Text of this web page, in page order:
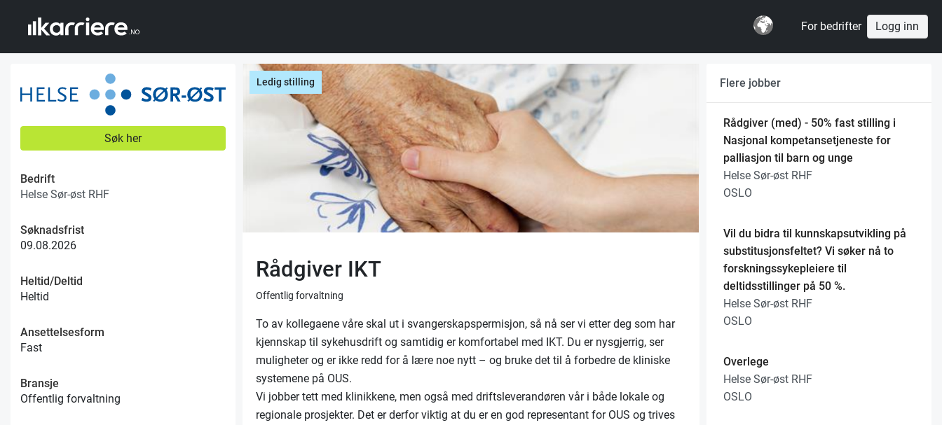
For bedrifter Logg inn
Søk her
Bedrift
Helse Sør-øst RHF
Søknadsfrist
09.08.2026
Heltid/Deltid
Heltid
Ansettelsesform
Fast
Bransje
Offentlig forvaltning
Ledig stilling
Rådgiver IKT
Offentlig forvaltning
To av kollegaene våre skal ut i svangerskapspermisjon, så nå ser vi etter deg som har
kjennskap til sykehusdrift og samtidig er komfortabel med IKT. Du er nysgjerrig, ser
muligheter og er ikke redd for å lære noe nytt – og bruke det til å forbedre de kliniske
systemene på OUS.
Vi jobber tett med klinikkene, men også med driftsleverandøren vår i både lokale og
regionale prosjekter. Det er derfor viktig at du er en god representant for OUS og trives
Flere jobber
Rådgiver (med) - 50% fast stilling i
Nasjonal kompetansetjeneste for
palliasjon til barn og unge
Helse Sør-øst RHF
OSLO
Vil du bidra til kunnskapsutvikling på
substitusjonsfeltet? Vi søker nå to
forskningssykepleiere til
deltidsstillinger på 50 %.
Helse Sør-øst RHF
OSLO
Overlege
Helse Sør-øst RHF
OSLO